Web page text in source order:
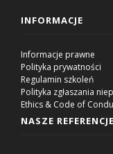
INFORMACJE
Informacje prawne
Polityka prywatności
Regulamin szkoleń
Polityka zgłaszania
Ethics & Code of
NASZE REFERENCJE